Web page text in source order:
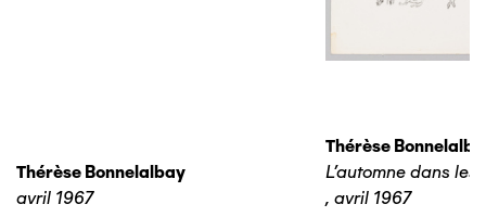
Thérèse Bonnelalbay
avril 1967
Thérèse
L'automne dans les
, avril 1967